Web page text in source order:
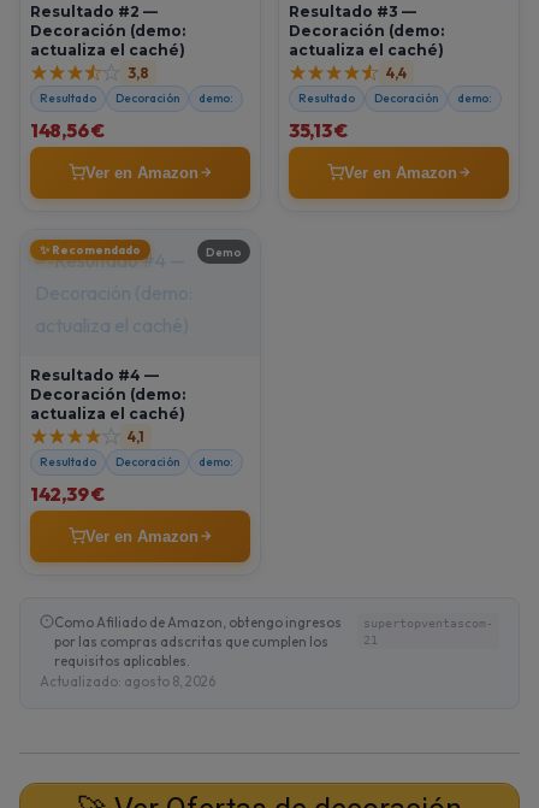
Resultado #2 —
Decoración (demo:
actualiza el caché)
3,8
Resultado Decoración demo:
148,56 €
Ver en Amazon
Resultado #3 —
Decoración (demo:
actualiza el caché)
4,4
Resultado Decoración demo:
35,13 €
Ver en Amazon
✨ Recomendado Demo
Resultado #4 —
Decoración (demo:
actualiza el caché)
4,1
Resultado Decoración demo:
142,39 €
Ver en Amazon
Como Afiliado de Amazon, obtengo ingresos
por las compras adscritas que cumplen los
requisitos aplicables.
supertopventascom-
21
Actualizado: agosto 8, 2026